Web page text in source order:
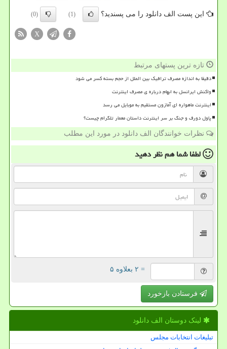
این پست الف دانلود را می پسندید؟ (1)
(0)
X
تازه ترین پستهای مرتبط
دقیقا به اندازه مصرف ترافیک بین الملل از حجم بسته کسر می شود
واکنش ایرانسل به ابهام درباره ی مصرف اینترنت
اینترنت ماهواره ای آمازون مستقیم به موبایل می رسد
پاول دورف و جنگ بر سر اینترنت داستان معمار تلگرام چیست؟
نظرات خوانندگان الف دانلود در مورد این مطلب
لطفا شما همنظر دهید
= ۲ بعلاوه ۵
فرستادن بازخورد
لینک دوستان الف دانلود
تبلیغات انتخابات مجلس